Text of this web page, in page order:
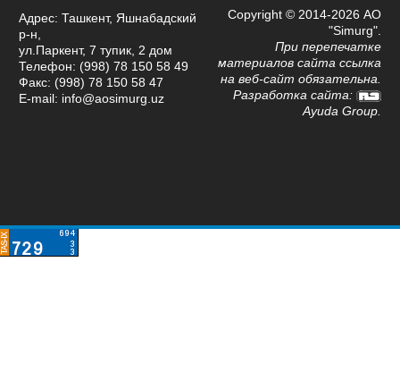
Адрес: Ташкент, Яшнабадский
р-н,
ул.Паркент, 7 тупик, 2 дом
Телефон: (998) 78 150 58 49
Факс: (998) 78 150 58 47
E-mail: info@aosimurg.uz
Copyright © 2014-2026 АО
"Simurg".
При перепечатке
материалов сайта ссылка
на веб-сайт обязательна.
Разработка сайта:
Ayuda Group